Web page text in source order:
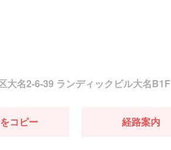
大名2-6-39 ランディックビル大名B1F
コピー 経路案内